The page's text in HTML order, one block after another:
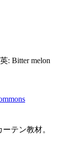
英: Bitter melon
テン教材。